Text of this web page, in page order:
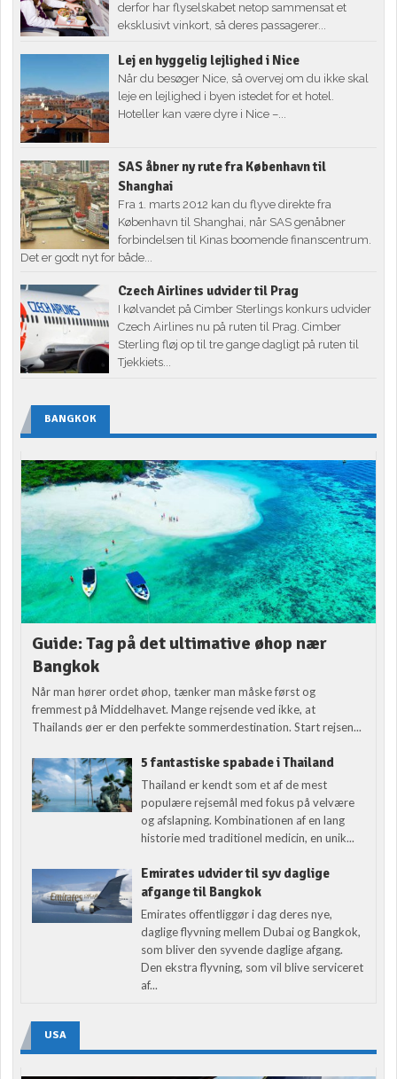
derfor har flyselskabet netop sammensat et
eksklusivt vinkort, så deres passagerer...
Lej en hyggelig lejlighed i Nice
Når du besøger Nice, så overvej om du ikke skal
leje en lejlighed i byen istedet for et hotel.
Hoteller kan være dyre i Nice –...
SAS åbner ny rute fra København til
Shanghai
Fra 1. marts 2012 kan du flyve direkte fra
København til Shanghai, når SAS genåbner
forbindelsen til Kinas boomende finanscentrum.
Det er godt nyt for både...
Czech Airlines udvider til Prag
I kølvandet på Cimber Sterlings konkurs udvider
Czech Airlines nu på ruten til Prag. Cimber
Sterling fløj op til tre gange dagligt på ruten til
Tjekkiets...
BANGKOK
Guide: Tag på det ultimative øhop nær
Bangkok
Når man hører ordet øhop, tænker man måske først og
fremmest på Middelhavet. Mange rejsende ved ikke, at
Thailands øer er den perfekte sommerdestination. Start rejsen...
5 fantastiske spabade i Thailand
Thailand er kendt som et af de mest
populære rejsemål med fokus på velvære
og afslapning. Kombinationen af en lang
historie med traditionel medicin, en unik...
Emirates udvider til syv daglige
afgange til Bangkok
Emirates offentliggør i dag deres nye,
daglige flyvning mellem Dubai og Bangkok,
som bliver den syvende daglige afgang.
Den ekstra flyvning, som vil blive serviceret
af...
USA